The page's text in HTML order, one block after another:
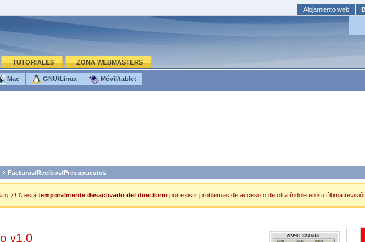
Alojamiento web
TUTORIALES ZONA WEBMASTERS
Mac GNU/Linux Móvil/tablet
Facturas/Recibos/Presupuestos
v1.0está temporalmente desactivado del directoriopor existir problemas de acceso o de otra índole en su última
v1.0